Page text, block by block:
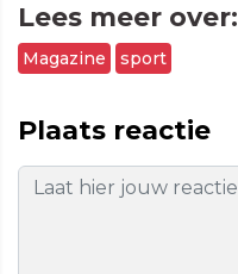
Lees meer over:
Magazine sport
Plaats reactie